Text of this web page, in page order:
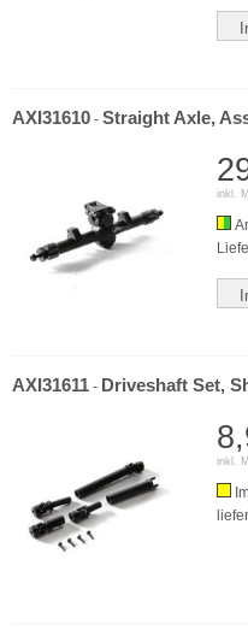
AXI31610 - Straight Axle,
inkl.
AXI31611 - Driveshaft Set,
inkl.